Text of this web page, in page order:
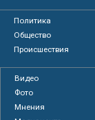
Политика
Общество
Происшествия
Видео
Фото
Мнения